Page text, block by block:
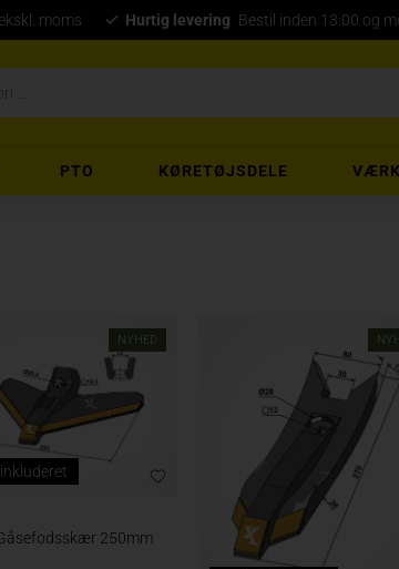
moms Hurtig levering Bestil inden 13:00 og
PTO KØRETØJSDELE
NYHED
250mm